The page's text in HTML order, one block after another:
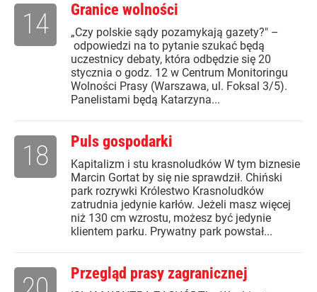
Granice wolności
„Czy polskie sądy pozamykają gazety?" –
odpowiedzi na to pytanie szukać będą
uczestnicy debaty, która odbędzie się 20
stycznia o godz. 12 w Centrum Monitoringu
Wolności Prasy (Warszawa, ul. Foksal 3/5).
Panelistami będą Katarzyna...
14
Puls gospodarki
Kapitalizm i stu krasnoludków W tym biznesie
Marcin Gortat by się nie sprawdził. Chiński
park rozrywki Królestwo Krasnoludków
zatrudnia jedynie karłów. Jeżeli masz więcej
niż 130 cm wzrostu, możesz być jedynie
klientem parku. Prywatny park powstał...
18
Przegląd prasy zagranicznej